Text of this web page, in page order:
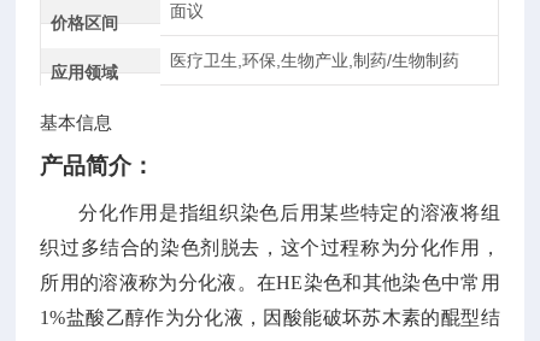
价格区间
面议
应用领域
医疗卫生,环保,生物产业,制药/生物制药
基本信息
产品简介：
分化作用是指组织染色后用某些特定的溶液将组
织过多结合的染色剂脱去，这个过程称为分化作用，
所用的溶液称为分化液。在HE染色和其他染色中常用
1%盐酸乙醇作为分化液，因酸能破坏苏木素的醌型结